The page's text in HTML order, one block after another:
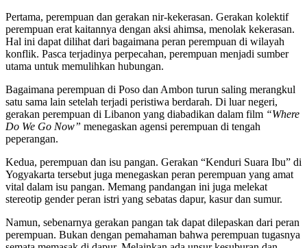
Pertama, perempuan dan gerakan nir-kekerasan. Gerakan kolektif
perempuan erat kaitannya dengan aksi ahimsa, menolak kekerasan.
Hal ini dapat dilihat dari bagaimana peran perempuan di wilayah
konflik. Pasca terjadinya perpecahan, perempuan menjadi sumber
utama untuk memulihkan hubungan.
Bagaimana perempuan di Poso dan Ambon turun saling merangkul
satu sama lain setelah terjadi peristiwa berdarah. Di luar negeri,
gerakan perempuan di Libanon yang diabadikan dalam film “Where
Do We Go Now” menegaskan agensi perempuan di tengah
peperangan.
Kedua, perempuan dan isu pangan. Gerakan “Kenduri Suara Ibu” di
Yogyakarta tersebut juga menegaskan peran perempuan yang amat
vital dalam isu pangan. Memang pandangan ini juga melekat
stereotip gender peran istri yang sebatas dapur, kasur dan sumur.
Namun, sebenarnya gerakan pangan tak dapat dilepaskan dari peran
perempuan. Bukan dengan pemahaman bahwa perempuan tugasnya